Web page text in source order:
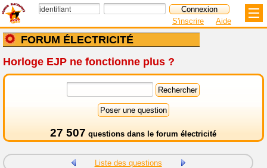
FORUM ÉLECTRICITÉ
S'inscrire Aide
Horloge EJP ne fonctionne plus ?
27 507 questions dans le forum électricité
Liste des questions